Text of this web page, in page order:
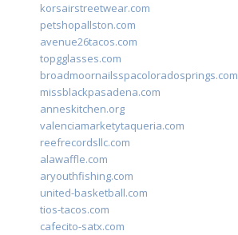
korsairstreetwear.com
petshopallston.com
avenue26tacos.com
topgglasses.com
broadmoornailsspacoloradosprings.com
missblackpasadena.com
anneskitchen.org
valenciamarketytaqueria.com
reefrecordsllc.com
alawaffle.com
aryouthfishing.com
united-basketball.com
tios-tacos.com
cafecito-satx.com